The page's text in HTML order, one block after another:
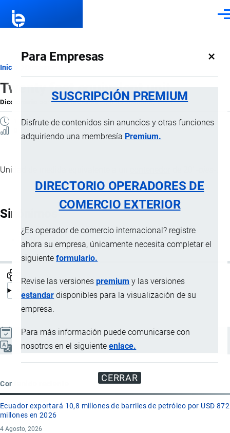
Para Empresas ×
SUSCRIPCIÓN PREMIUM
Disfrute de contenidos sin anuncios y otras funciones
adquiriendo una membresía Premium.
DIRECTORIO OPERADORES DE
COMERCIO EXTERIOR
¿Es operador de comercio internacional? registre
ahora su empresa, únicamente necesita completar el
siguienteformulario.
Revise las versionespremium y las versiones
estandar disponibles para la visualización de su
empresa.
Para más información puede comunicarse con
nosotros en el siguienteenlace.
CERRAR
Ruta
de
navegación
Inicio
Twenty feet equivalent unit
Diccionario porImportaciones …, 8 Septiembre, 2024
1 MINUTO
Unidad de medida equivalente a un
Sinónimos
TEU
Actualizado el 9 Septiembre, 2024
Español
Contenido reciente
Ecuador exportará 10,8 millones de barriles de petróleo por USD 872
millones en 2026
4 Agosto, 2026